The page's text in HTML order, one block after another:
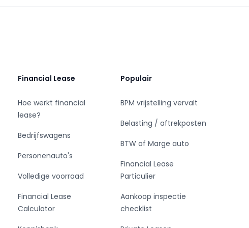
Financial Lease
Hoe werkt financial
lease?
Bedrijfswagens
Personenauto's
Volledige voorraad
Financial Lease
Calculator
Populair
BPM vrijstelling vervalt
Belasting / aftrekposten
BTW of Marge auto
Financial Lease
Particulier
Aankoop inspectie
checklist